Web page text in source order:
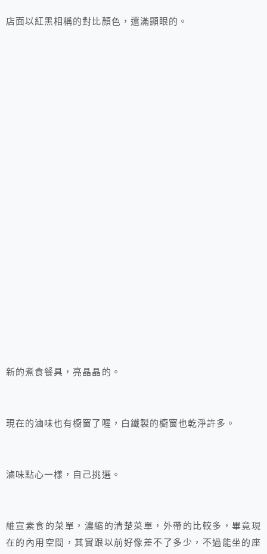
店面以紅黑相稱的對比顏色，還滿顯眼的。
新的煮食餐具，亮晶晶的。
現在的滷味也有櫥窗了喔，白鐵製的櫥窗也乾淨許多。
滷味點心一樣，自己挑選。
維宣素食的菜單，濃縮的清楚菜單，外帶的比較多，畢竟現
在的內用空間，其實跟以前好像差不了多少，不過能坐的座